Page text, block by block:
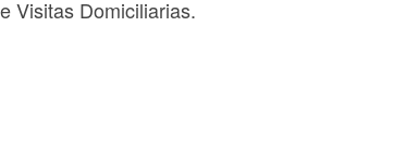
Visitas Domiciliarias.